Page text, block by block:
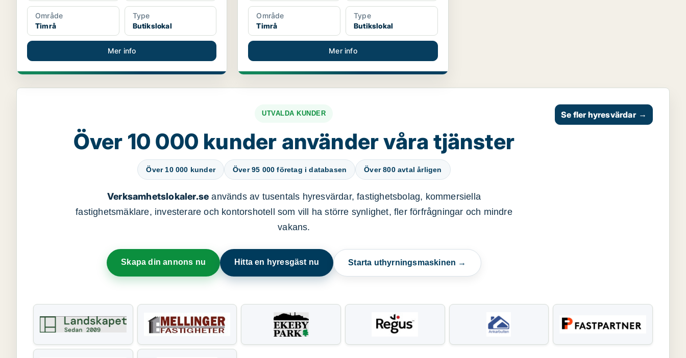
Område
Timrå
Type
Butikslokal
Mer info
Område
Timrå
Type
Butikslokal
Mer info
UTVALDA KUNDER
Över 10 000 kunder använder våra tjänster
Över 10 000 kunder Över 95 000 företag i databasen Över 800 avtal årligen
Verksamhetslokaler.se används av tusentals hyresvärdar, fastighetsbolag, kommersiella
fastighetsmäklare, investerare och kontorshotell som vill ha större synlighet, fler förfrågningar och mindre
vakans.
Skapa din annons nu Hitta en hyresgäst nu Starta uthyrningsmaskinen →
Se fler hyresvärdar →